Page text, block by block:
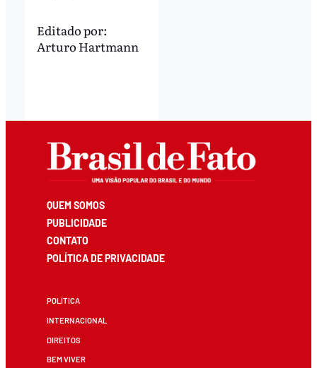
Editado por:
Arturo Hartmann
QUEM SOMOS
PUBLICIDADE
CONTATO
POLÍTICA DE PRIVACIDADE
POLÍTICA
INTERNACIONAL
DIREITOS
BEM VIVER